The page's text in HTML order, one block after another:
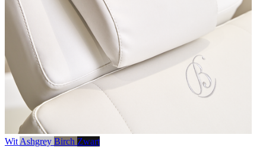
Wit Ashgrey Birch Zwart